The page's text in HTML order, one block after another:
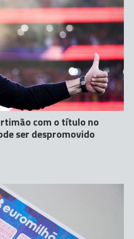
com o título no
ser despromovido